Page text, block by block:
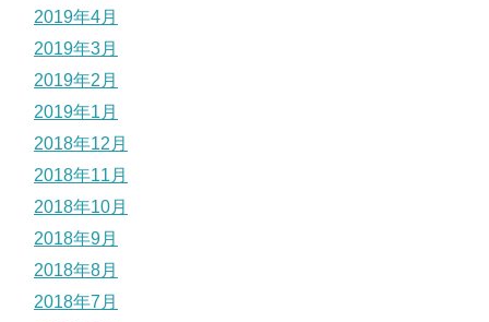
2019年4月
2019年3月
2019年2月
2019年1月
2018年12月
2018年11月
2018年10月
2018年9月
2018年8月
2018年7月